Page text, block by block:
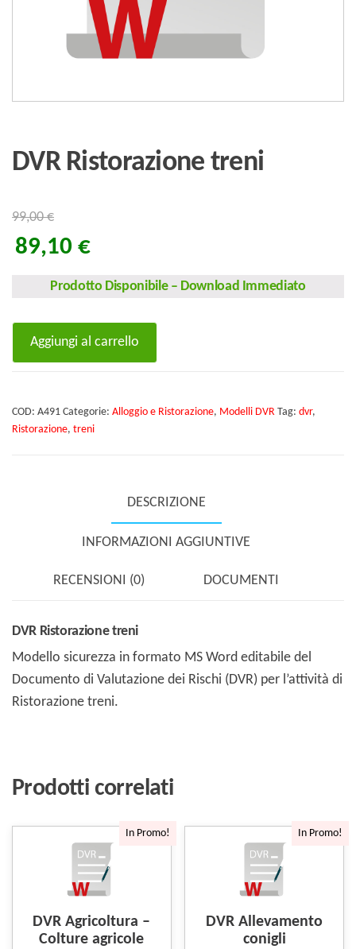
DVR Ristorazione treni
99,00€
89,10 €
Prodotto Disponibile – Download Immediato
Aggiungi al carrello
COD: A491 Categorie: Alloggio e Ristorazione, Modelli DVR Tag: dvr,
Ristorazione, treni
DESCRIZIONE
INFORMAZIONI AGGIUNTIVE
RECENSIONI (0) DOCUMENTI
DVR Ristorazione treni
Modello sicurezza in formato MS Word editabile del
Documento di Valutazione dei Rischi (DVR) per l’attività di
Ristorazione treni.
Prodotti correlati
In Promo!
DVR Agricoltura –
Colture agricole
In Promo!
DVR Allevamento
conigli